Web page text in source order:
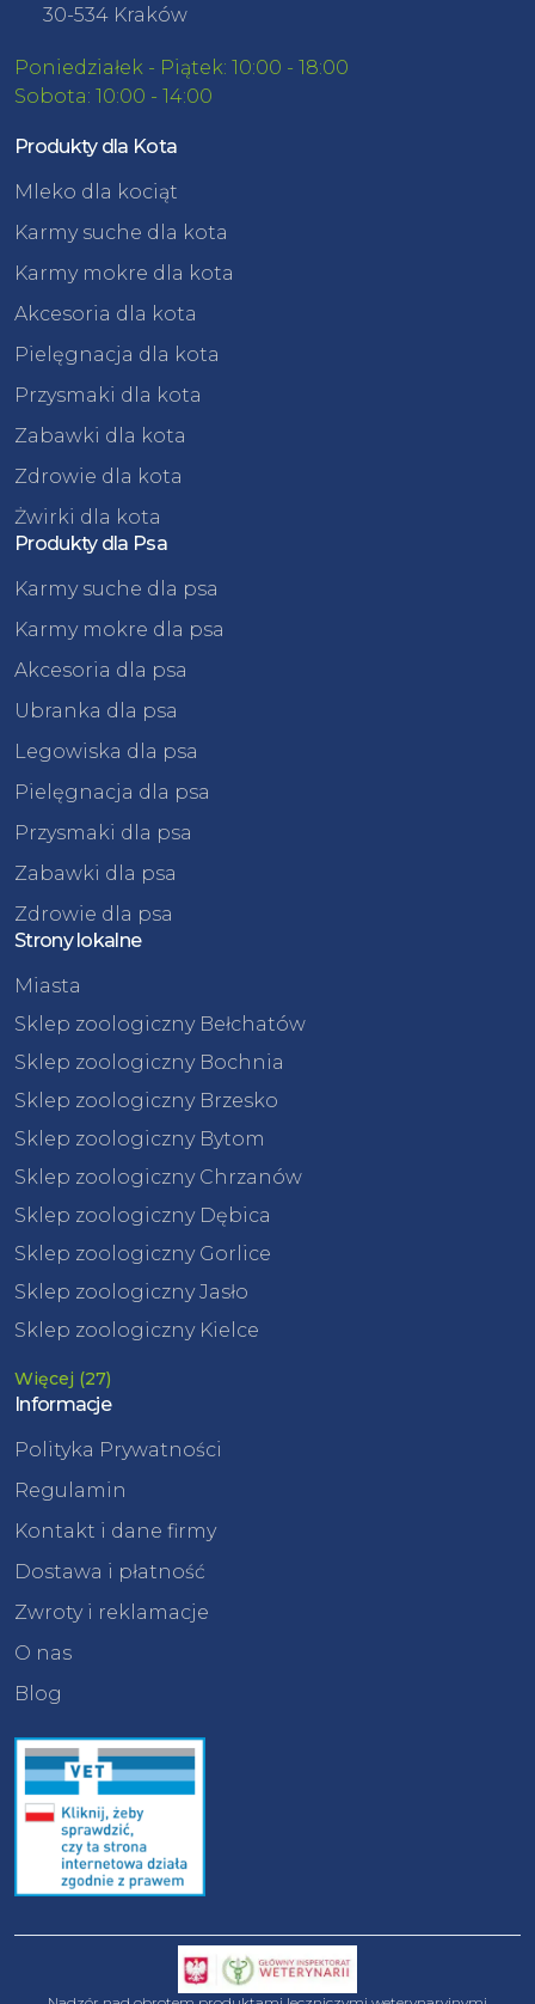
30-534 Kraków
Poniedziałek - Piątek: 10:00 - 18:00
Sobota: 10:00 - 14:00
Produkty dla Kota
Mleko dla kociąt
Karmy suche dla kota
Karmy mokre dla kota
Akcesoria dla kota
Pielęgnacja dla kota
Przysmaki dla kota
Zabawki dla kota
Zdrowie dla kota
Żwirki dla kota
Produkty dla Psa
Karmy suche dla psa
Karmy mokre dla psa
Akcesoria dla psa
Ubranka dla psa
Legowiska dla psa
Pielęgnacja dla psa
Przysmaki dla psa
Zabawki dla psa
Zdrowie dla psa
Strony lokalne
Miasta
Sklep zoologiczny Bełchatów
Sklep zoologiczny Bochnia
Sklep zoologiczny Brzesko
Sklep zoologiczny Bytom
Sklep zoologiczny Chrzanów
Sklep zoologiczny Dębica
Sklep zoologiczny Gorlice
Sklep zoologiczny Jasło
Sklep zoologiczny Kielce
Więcej (27)
Informacje
Polityka Prywatności
Regulamin
Kontakt i dane firmy
Dostawa i płatność
Zwroty i reklamacje
O nas
Blog